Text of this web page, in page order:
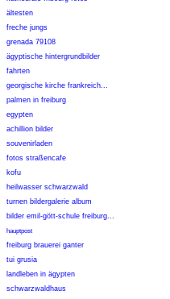
ältesten
freche jungs
grenada 79108
ägyptische hintergrundbilder
fahrten
georgische kirche frankreich...
palmen in freiburg
egypten
achillion bilder
souvenirladen
fotos straßencafe
kofu
heilwasser schwarzwald
turnen bildergalerie album
bilder emil-gött-schule freiburg...
hauptpost
freiburg brauerei ganter
tui grusia
landleben in ägypten
schwarzwaldhaus